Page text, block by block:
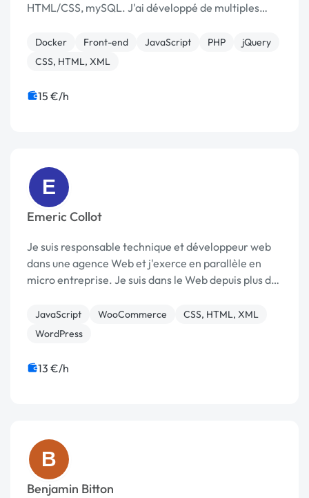
HTML/CSS, mySQL. J'ai développé de multiples
collaboratif. Je suis dynamique, rigoureux et
perfectionniste...
Docker Front-end JavaScript PHP
jQuery
CSS, HTML, XML
15 €/h
E
Emeric Collot
Je suis responsable technique et développeur web
dans une agence Web et j'exerce en parallèle en
micro entreprise. Je suis dans le Web depuis plus de
sites. Sites vitrines, e-commerce, intra...
JavaScript WooCommerce
CSS, HTML, XML
WordPress
13 €/h
B
Benjamin Bitton